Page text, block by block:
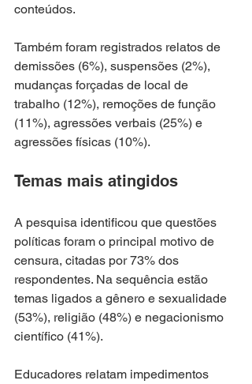
conteúdos.
Também foram registrados relatos de
demissões (6%), suspensões (2%),
mudanças forçadas de local de
trabalho (12%), remoções de função
(11%), agressões verbais (25%) e
agressões físicas (10%).
Temas mais atingidos
A pesquisa identificou que questões
políticas foram o principal motivo de
censura, citadas por 73% dos
respondentes. Na sequência estão
temas ligados a gênero e sexualidade
(53%), religião (48%) e negacionismo
científico (41%).
Educadores relatam impedimentos